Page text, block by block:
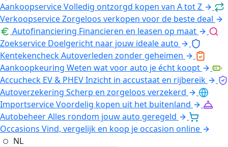
AankoopserviceVolledig ontzorgd kopen van A tot Z
VerkoopserviceZorgeloos verkopen voor de beste deal
Autofinanciering Financieren en leasen op maat
Zoekservice Doelgericht naar jouw ideale auto
KentekencheckAutoverleden zonder geheimen
Aankoopkeuring Weten wat voor auto je écht koopt
Accucheck EV & PHEVInzicht in accustaat en rijbereik
Autoverzekering Scherp en zorgeloos verzekerd
ImportserviceVoordelig kopen uit het buitenland
AutobeheerAlles rondom jouw auto geregeld
Occasions Vind, vergelijk en koop je occasion online
NL